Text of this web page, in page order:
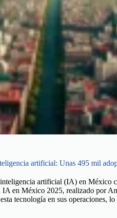
artificial: Unas 495 mil
artificial (IA) en México
en México 2025, realizado por
tecnología en sus operaciones,